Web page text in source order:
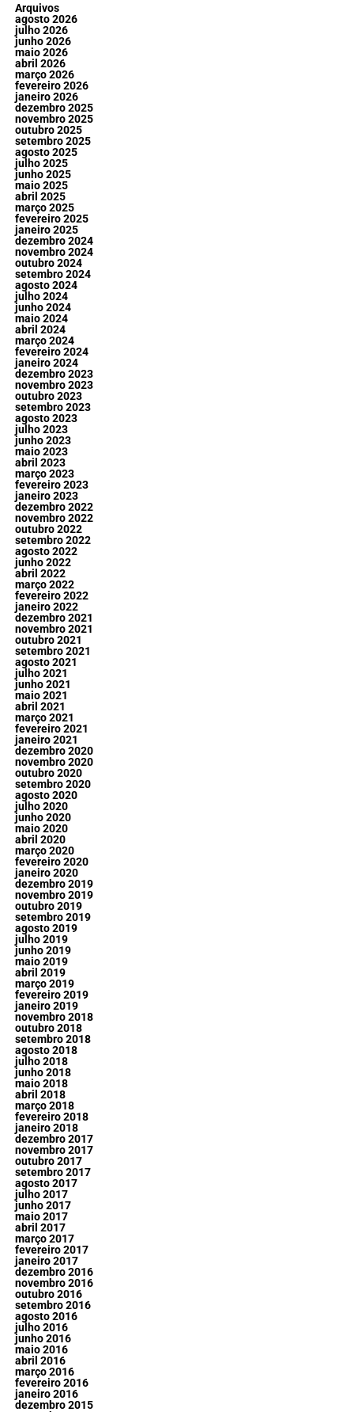
Arquivos
agosto 2026
julho 2026
junho 2026
maio 2026
abril 2026
março 2026
fevereiro 2026
janeiro 2026
dezembro 2025
novembro 2025
outubro 2025
setembro 2025
agosto 2025
julho 2025
junho 2025
maio 2025
abril 2025
março 2025
fevereiro 2025
janeiro 2025
dezembro 2024
novembro 2024
outubro 2024
setembro 2024
agosto 2024
julho 2024
junho 2024
maio 2024
abril 2024
março 2024
fevereiro 2024
janeiro 2024
dezembro 2023
novembro 2023
outubro 2023
setembro 2023
agosto 2023
julho 2023
junho 2023
maio 2023
abril 2023
março 2023
fevereiro 2023
janeiro 2023
dezembro 2022
novembro 2022
outubro 2022
setembro 2022
agosto 2022
junho 2022
abril 2022
março 2022
fevereiro 2022
janeiro 2022
dezembro 2021
novembro 2021
outubro 2021
setembro 2021
agosto 2021
julho 2021
junho 2021
maio 2021
abril 2021
março 2021
fevereiro 2021
janeiro 2021
dezembro 2020
novembro 2020
outubro 2020
setembro 2020
agosto 2020
julho 2020
junho 2020
maio 2020
abril 2020
março 2020
fevereiro 2020
janeiro 2020
dezembro 2019
novembro 2019
outubro 2019
setembro 2019
agosto 2019
julho 2019
junho 2019
maio 2019
abril 2019
março 2019
fevereiro 2019
janeiro 2019
novembro 2018
outubro 2018
setembro 2018
agosto 2018
julho 2018
junho 2018
maio 2018
abril 2018
março 2018
fevereiro 2018
janeiro 2018
dezembro 2017
novembro 2017
outubro 2017
setembro 2017
agosto 2017
julho 2017
junho 2017
maio 2017
abril 2017
março 2017
fevereiro 2017
janeiro 2017
dezembro 2016
novembro 2016
outubro 2016
setembro 2016
agosto 2016
julho 2016
junho 2016
maio 2016
abril 2016
março 2016
fevereiro 2016
janeiro 2016
dezembro 2015